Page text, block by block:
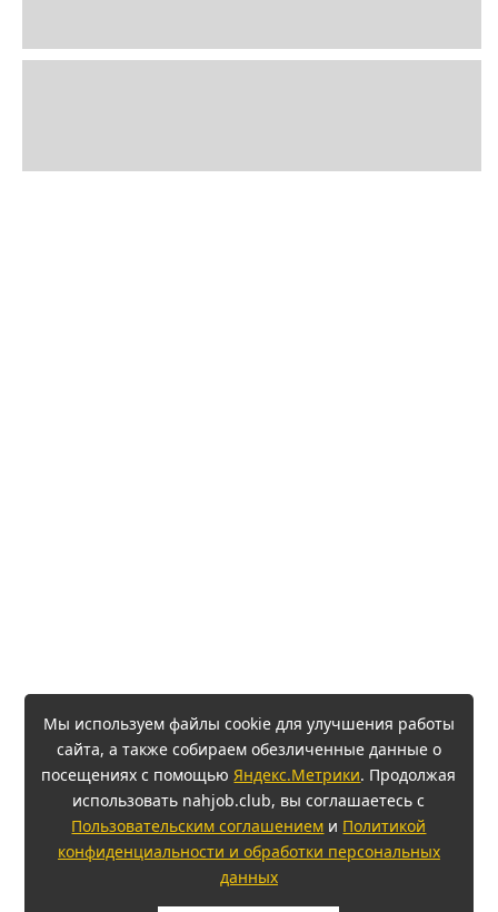
Мы используем файлы cookie для улучшения работы
сайта, а также собираем обезличенные данные о
посещениях с помощьюЯндекс.Метрики. Продолжая
использовать nahjob.club, вы соглашаетесь с
Пользовательским соглашением и Политикой
конфиденциальности и обработки персональных
данных